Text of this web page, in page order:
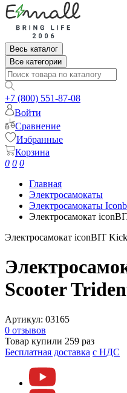
Весь каталог
Все категории
+7 (800) 551-87-08
Войти
Сравнение
Избранные
Корзина
0 0 0
Главная
Электросамокаты
Электросамокаты
Электросамокат
Электросамокат iconBIT
Scooter
Артикул: 03165
0 отзывов
Товар купили 259 раз
Бесплатная доставка c НДС